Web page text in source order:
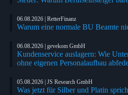
06.08.2026 | RetterFinanz
Warum eine normale BU Beamte
06.08.2026 | gevekom GmbH
Kundenservice auslagern: Wie
ohne eigenen Personalaufbau
05.08.2026 | JS Research GmbH
Was jetzt für Silber und Platin